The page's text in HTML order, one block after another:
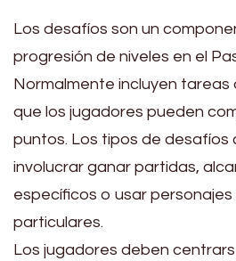
Los desafíos son un
progresión de niveles en el
Normalmente incluyen tareas
que los jugadores pueden
puntos. Los tipos de desafíos
involucrar ganar partidas,
específicos o usar
particulares.
Los jugadores deben